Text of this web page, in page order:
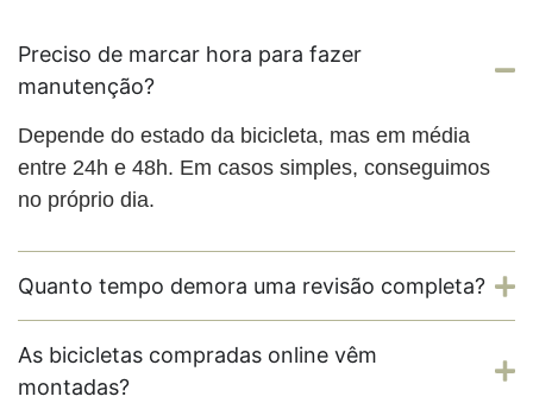
Preciso de marcar hora para fazer
manutenção?
Depende do estado da bicicleta, mas em média
entre 24h e 48h. Em casos simples, conseguimos
no próprio dia.
Quanto tempo demora uma revisão completa?
As bicicletas compradas online vêm
montadas?